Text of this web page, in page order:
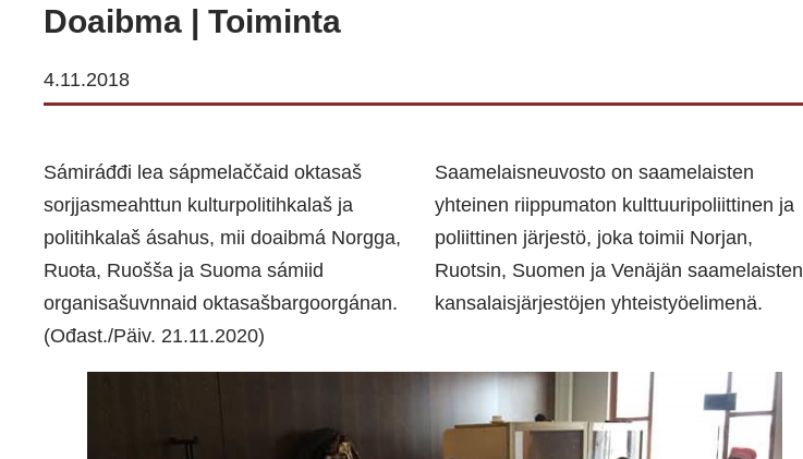
Doaibma | Toiminta
4.11.2018
Sámiráđđi lea sápmelaččaid oktasaš
sorjjasmeahttun kulturpolitihkalaš ja
politihkalaš ásahus, mii doaibmá Norgga,
Ruoŧa, Ruošša ja Suoma sámiid
organisašuvnnaid oktasašbargoorgánan.
Saamelaisneuvosto on saamelaisten
yhteinen riippumaton kulttuuripoliittinen ja
poliittinen järjestö, joka toimii Norjan,
Ruotsin, Suomen ja Venäjän saamelaisten
kansalaisjärjestöjen yhteistyöelimenä.
(Ođast./Päiv. 21.11.2020)